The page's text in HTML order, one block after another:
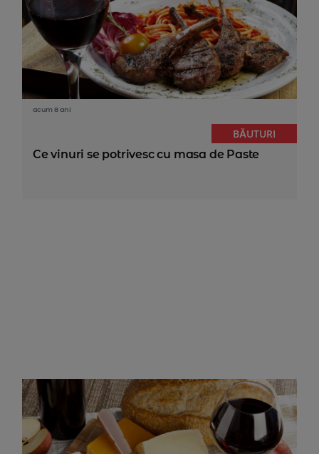
acum 8 ani
BĂUTURI
Ce vinuri se potrivesc cu masa de Paste